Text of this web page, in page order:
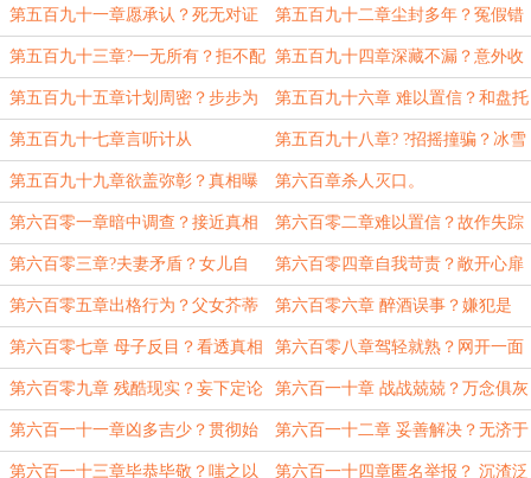
结
第五百九十一章愿承认？死无对证 第五百九十二章尘封多年？冤假错
案？
第五百九十三章?一无所有？拒不配
合
第五百九十四章深藏不漏？意外收
获
第五百九十五章计划周密？步步为
营
第五百九十六章 难以置信？和盘托
出
第五百九十七章言听计从 第五百九十八章? ?招摇撞骗？冰雪
聪明
第五百九十九章欲盖弥彰？真相曝
光
第六百章杀人灭口。
第六百零一章暗中调查？接近真相 第六百零二章难以置信？故作失踪
第六百零三章?夫妻矛盾？女儿自
杀？
第六百零四章自我苛责？敞开心扉
第六百零五章出格行为？父女芥蒂 第六百零六章 醉酒误事？嫌犯是
谁？
第六百零七章 母子反目？看透真相 第六百零八章驾轻就熟？网开一面
第六百零九章 残酷现实？妄下定论 第六百一十章 战战兢兢？万念俱灰
第六百一十一章凶多吉少？贯彻始
终
第六百一十二章 妥善解决？无济于
事
第六百一十三章毕恭毕敬？嗤之以 第六百一十四章匿名举报？ 沉渣泛